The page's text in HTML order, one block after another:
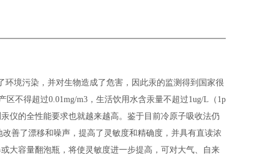
境污染，并对生物造成了危害，因此汞的监测得到国家很
区不得超过0.01mg/m3 ，生活饮用水含汞量不超过1ug/L （ 1p
仪的全性能要求也就越来越高。鉴于目前冷原子吸收法仍
善了漂移和噪声，提高了灵敏度和精确度，并具有直读浓
大容量翻泡瓶，将使灵敏度进一步提高，可对大气、自来